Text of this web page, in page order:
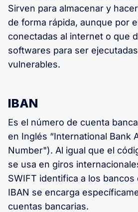
Sirven para almacenar y
de forma rápida, aunque por
conectadas al internet o que
softwares para ser
vulnerables.
IBAN
Es el número de cuenta
en Inglés “International Bank
Number"). Al igual que el
se usa en giros
SWIFT identifica a los bancos
IBAN se encarga
cuentas bancarias.